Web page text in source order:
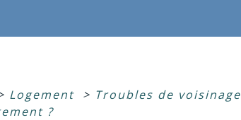
Logement > Troubles de voisinage
?